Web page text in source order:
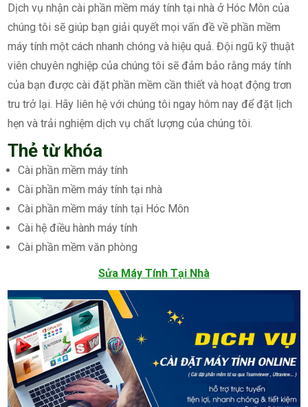
Dịch vụ nhận cài phần mềm máy tính tại nhà ở Hóc Môn của
chúng tôi sẽ giúp bạn giải quyết mọi vấn đề về phần mềm
máy tính một cách nhanh chóng và hiệu quả. Đội ngũ kỹ thuật
viên chuyên nghiệp của chúng tôi sẽ đảm bảo rằng máy tính
của bạn được cài đặt phần mềm cần thiết và hoạt động trơn
tru trở lại. Hãy liên hệ với chúng tôi ngay hôm nay để đặt lịch
hẹn và trải nghiệm dịch vụ chất lượng của chúng tôi.
Thẻ từ khóa
Cài phần mềm máy tính
Cài phần mềm máy tính tại nhà
Cài phần mềm máy tính tại Hóc Môn
Cài hệ điều hành máy tính
Cài phần mềm văn phòng
Sửa Máy Tính Tại Nhà